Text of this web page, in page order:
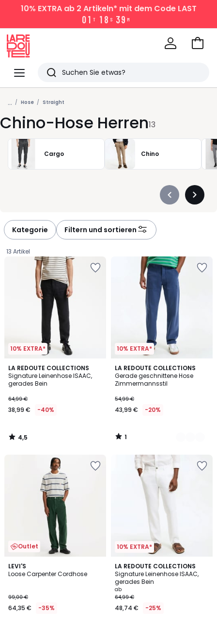
10% EXTRAab 2 Artikeln* mit dem Code LAST
01 T 1 8 S 39 M
Menü
Redoute
Suchen
Zuletzt
angesehen
Artikel
Zum
... Hose Straight
Chino-Hose Herren13
Cargo Chino
Précédent
Kategorie Filtern und sortieren
13 Artikel
10% EXTRA*
LA REDOUTE COLLECTIONS
Signature Leinenhose ISAAC,
gerades Bein
€
Statt
€
40%
angewendet.
64,99 €
38,99 € -40%
4,5
/ 5
4,5
/
10% EXTRA*
LA REDOUTE COLLECTIONS
Gerade geschnittene Hose
Zimmermannsstil
54,99 €
43,99 € -20%
1
/
5
2
Farben
1
/
Outlet
LEVI'S
Loose Carpenter Cordhose
99,00 €
64,35 € -35%
5
/
10% EXTRA*
LA REDOUTE COLLECTIONS
Signature Leinenhose ISAAC,
gerades Bein
ab
64,99 €
48,74 € -25%
4,5
/ 5
4
Farben